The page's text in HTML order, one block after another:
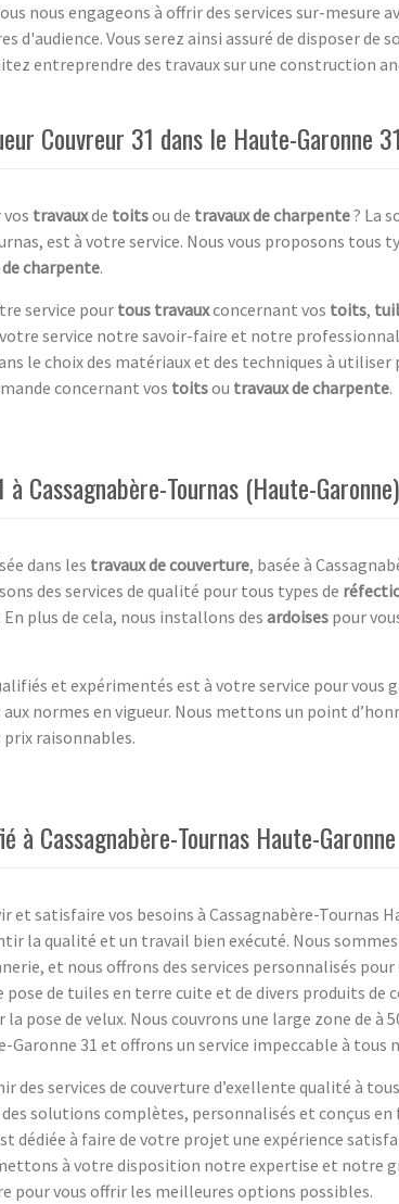
nous engageons à offrir des services sur-mesure
d'audience. Vous serez ainsi assuré de disposer de
entreprendre des travaux sur une construction
Couvreur 31 dans le Haute-Garonne 31
travauxde toitsou de travaux de charpente? La
est à votre service. Nous vous proposons tous
charpente.
service pour tous travauxconcernant vos toits,
service notre savoir-faire et notre
le choix des matériaux et des techniques à utiliser
concernant vos toitsou travaux de charpente.
Cassagnabère-Tournas (Haute-Garonne)
dans les travaux de couverture, basée à
des services de qualité pour tous types de
En plus de cela, nous installons des ardoises pour
et expérimentés est à votre service pour vous
normes en vigueur. Nous mettons un point
raisonnables.
à Cassagnabère-Tournas Haute-
et satisfaire vos besoins à Cassagnabère-Tournas
la qualité et un travail bien exécuté. Nous
et nous offrons des services personnalisés pour
pose de tuiles en terre cuite et de divers produits de
pose de velux. Nous couvrons une large zone de à
Garonne 31 et offrons un service impeccable à tous
des services de couverture d’exellente qualité à
solutions complètes, personnalisés et conçus en
dédiée à faire de votre projet une expérience
à votre disposition notre expertise et notre
pour vous offrir les meilleures options possibles.